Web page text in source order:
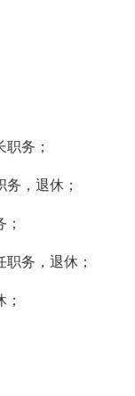
务；
，退休；
务，退休；